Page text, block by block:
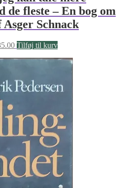
de fleste – En bog om
Schnack
Den
pris
kr. 35.00.
Tilføj til kurv